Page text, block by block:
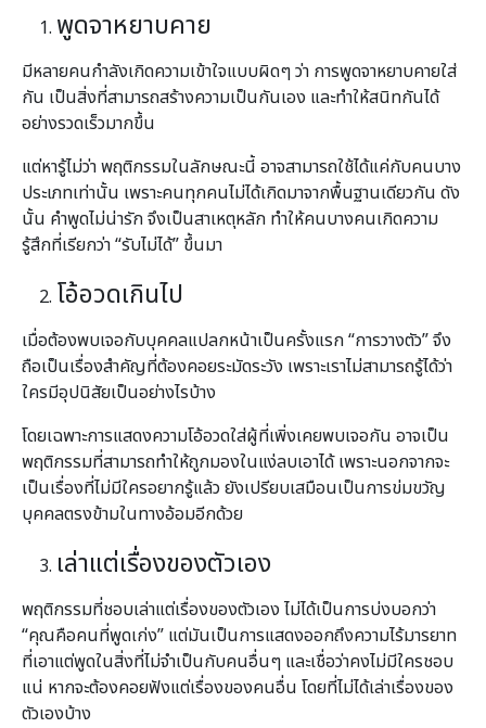
พูดจาหยาบคาย
มีหลายคนกำลังเกิดความเข้าใจแบบผิดๆ ว่า การพูดจาหยาบคายใส่
กัน เป็นสิ่งที่สามารถสร้างความเป็นกันเอง และทำให้สนิทกันได้
อย่างรวดเร็วมากขึ้น
แต่หารู้ไม่ว่า พฤติกรรมในลักษณะนี้ อาจสามารถใช้ได้แค่กับคนบาง
ประเภทเท่านั้น เพราะคนทุกคนไม่ได้เกิดมาจากพื้นฐานเดียวกัน ดัง
นั้น คำพูดไม่น่ารัก จึงเป็นสาเหตุหลัก ทำให้คนบางคนเกิดความ
รู้สึกที่เรียกว่า “รับไม่ได้” ขึ้นมา
โอ้อวดเกินไป
เมื่อต้องพบเจอกับบุคคลแปลกหน้าเป็นครั้งแรก “การวางตัว” จึง
ถือเป็นเรื่องสำคัญที่ต้องคอยระมัดระวัง เพราะเราไม่สามารถรู้ได้ว่า
ใครมีอุปนิสัยเป็นอย่างไรบ้าง
โดยเฉพาะการแสดงความโอ้อวดใส่ผู้ที่เพิ่งเคยพบเจอกัน อาจเป็น
พฤติกรรมที่สามารถทำให้ถูกมองในแง่ลบเอาได้ เพราะนอกจากจะ
เป็นเรื่องที่ไม่มีใครอยากรู้แล้ว ยังเปรียบเสมือนเป็นการข่มขวัญ
บุคคลตรงข้ามในทางอ้อมอีกด้วย
เล่าแต่เรื่องของตัวเอง
พฤติกรรมที่ชอบเล่าแต่เรื่องของตัวเอง ไม่ได้เป็นการบ่งบอกว่า
“คุณคือคนที่พูดเก่ง” แต่มันเป็นการแสดงออกถึงความไร้มารยาท
ที่เอาแต่พูดในสิ่งที่ไม่จำเป็นกับคนอื่นๆ และเชื่อว่าคงไม่มีใครชอบ
แน่ หากจะต้องคอยฟังแต่เรื่องของคนอื่น โดยที่ไม่ได้เล่าเรื่องของ
ตัวเองบ้าง